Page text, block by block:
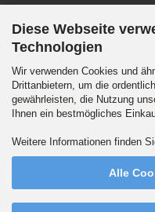
Diese Webseite
Technologien
Wir verwenden Cookies und
Drittanbietern, um die
gewährleisten, die Nutzung
Ihnen ein bestmögliches
Weitere Informationen finden
Alle
Versandpartner
Wir versenden auch an